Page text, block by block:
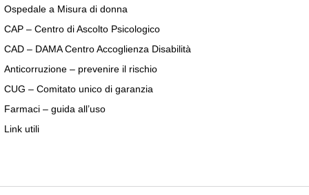
Ospedale a Misura di donna
CAP – Centro di Ascolto Psicologico
CAD – DAMA Centro Accoglienza Disabilità
Anticorruzione – prevenire il rischio
CUG – Comitato unico di garanzia
Farmaci – guida all’uso
Link utili